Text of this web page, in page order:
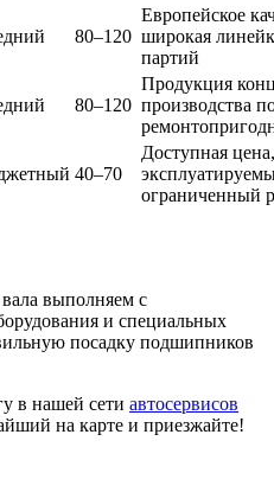
80–120
Европейское
широкая
партий
80–120
Продукция
производства
40–70
Доступная
ограниченный
выполняем с
и специальных
посадку подшипников
в нашей сети автосервисов
на карте и приезжайте!